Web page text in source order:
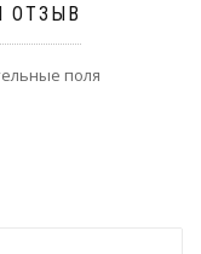
ОТЗЫВ
поля